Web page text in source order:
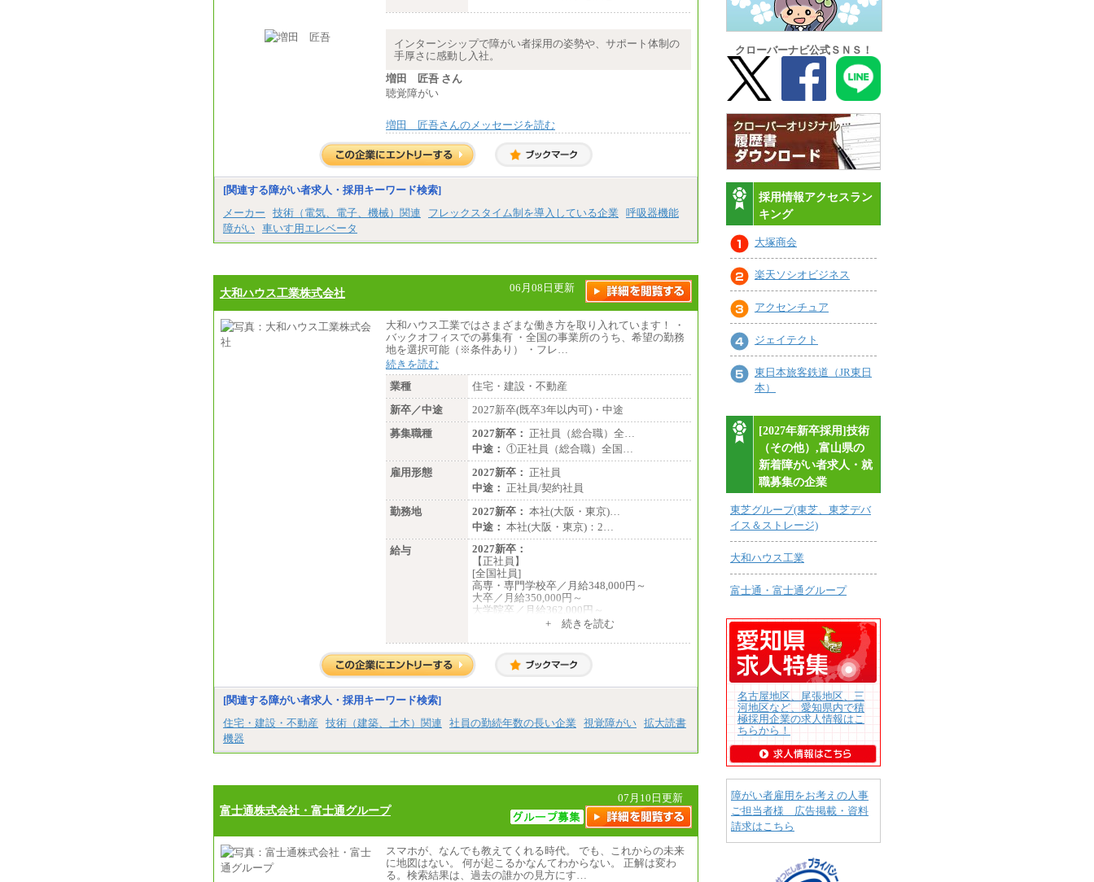
中途：
します。
2025年新卒初任給 大学卒／月給 大学卒269,
000円
インターンシップで障がい者採用の姿勢や、サポート体制の
手厚さに感動し入社。
増田 匠吾 さん
聴覚障がい
増田 匠吾さんのメッセージを読む
[関連する障がい者求人・採用キーワード検索]
メーカー
技術（電気、電子、機械）関連 フレックスタイム制を導入している企業
呼吸器機能
障がい 車いす用エレベータ
大和ハウス工業株式会社 06月08日更新
大和ハウス工業ではさまざまな働き方を取り入れています！ ・
バックオフィスでの募集有 ・全国の事業所のうち、希望の勤務
地を選択可能（※条件あり） ・フレ…
続きを読む
業種
住宅・建設・不動産
新卒／中途
2027新卒(既卒3年以内可)・中途
募集職種
2027新卒： 正社員（総合職）全…
中途： ①正社員（総合職）全国…
雇用形態
2027新卒： 正社員
中途： 正社員/契約社員
勤務地
2027新卒： 本社(大阪・東京)…
中途： 本社(大阪・東京)：2…
給与
2027新卒：
【正社員】
[全国社員]
高専・専門学校卒／月給348,000円～
大卒／月給350,000円～
大学院卒／月給362,000円～
[地域社員]月給295,000円～
【正社員】
[全国社員]月給348,000円～
[地域社員]月給295,000円～
+ 続きを読む
[関連する障がい者求人・採用キーワード検索]
住宅・建設・不動産
技術（建築、土木）関連 社員の勤続年数の長い企業 視覚障がい 拡大読書
機器
富士通株式会社・富士通グループ
07月10日更新
スマホが、なんでも教えてくれる時代。 でも、これからの未来
に地図はない。 何が起こるかなんてわからない。 正解は変わ
る。検索結果は、過去の誰かの見方にす…
クローバーナビ公式ＳＮＳ！
採用情報アクセスラン
キング
大塚商会
楽天ソシオビジネス
アクセンチュア
ジェイテクト
東日本旅客鉄道（JR東日
本）
[2027年新卒採用]技術
（その他）,富山県の
新着障がい者求人・就
職募集の企業
東芝グループ(東芝、東芝デバ
イス＆ストレージ)
大和ハウス工業
富士通・富士通グループ
名古屋地区、尾張地区、三
河地区など、愛知県内で積
極採用企業の求人情報はこ
ちらから！
障がい者雇用をお考えの人事
ご担当者様 広告掲載・資料
請求はこちら